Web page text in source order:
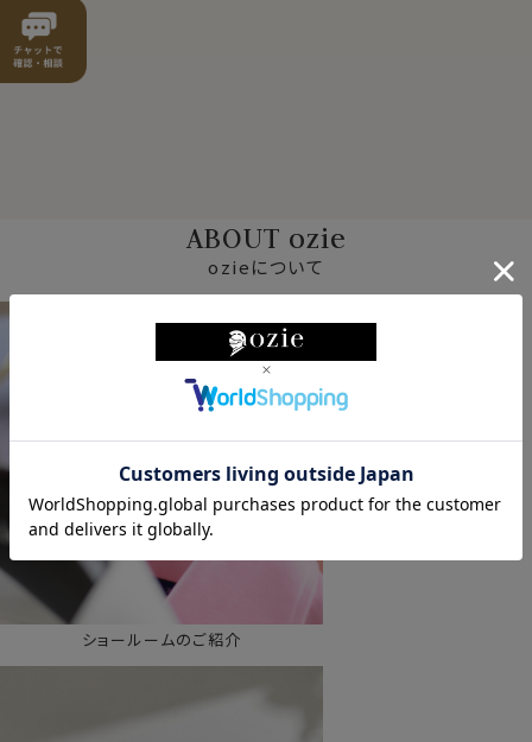
ABOUT ozie
ozieについて
ショールームのご紹介